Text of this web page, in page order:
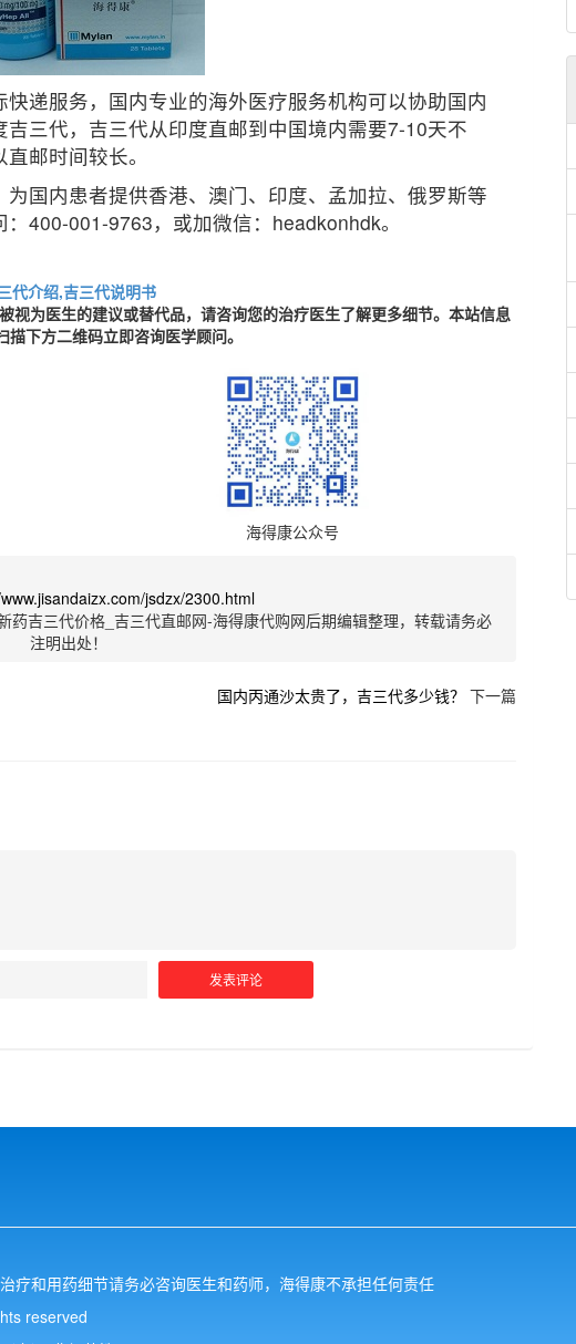
递服务，国内专业的海外医疗服务机构可以协助国内
三代，吉三代从印度直邮到中国境内需要7-10天不
邮时间较长。
国内患者提供香港、澳门、印度、孟加拉、俄罗斯等
400-001-9763，或加微信：headkonhdk。
代介绍,吉三代说明书
视为医生的建议或替代品，请咨询您的治疗医生了解更多细节。本站信息
下方二维码立即咨询医学顾问。
海得康公众号
jsdzx/2300.html
药吉三代价格_吉三代直邮网-海得康代购网后期编辑整理，转载请务必
注明出处！
国内丙通沙太贵了，吉三代多少钱？ 下一篇
疗和用药细节请务必咨询医生和药师，海得康不承担任何责任
reserved